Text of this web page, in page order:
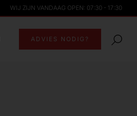
WIJ ZIJN VANDAAG OPEN: 07:30 - 17:30
ADVIES NODIG?